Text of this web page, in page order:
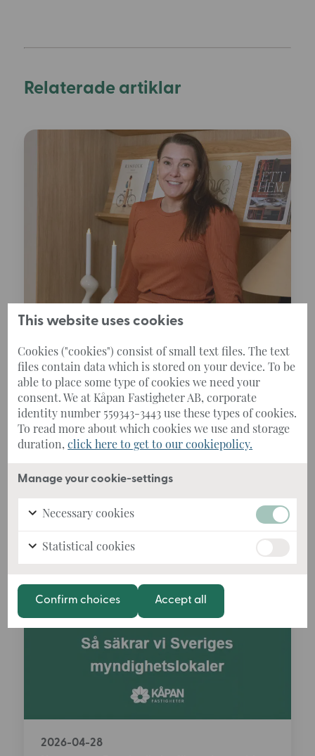
Relaterade artiklar
2026-05-07
Årsredovisning 2025: Stabil utveckling i en
tid av ökade säkerhetskrav
Den 6 maj 2026 hölls årsstämma i Kåpan
Fastigheter AB. Under stämman fastställdes
årsredovisninge...
2026-04-28
This website uses cookies
Cookies ("cookies") consist of small text files. The text
files contain data which is stored on your device. To be
able to place some type of cookies we need your
consent. We at Kåpan Fastigheter AB, corporate
identity number 559343-3443 use these types of cookies.
To read more about which cookies we use and storage
duration,click here to get to our cookiepolicy.
Manage your cookie-settings
Necessary cookies
Statistical cookies
Confirm choices Accept all